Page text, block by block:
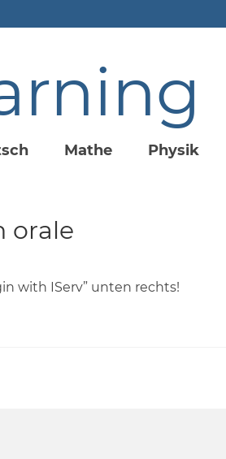
Mathe Physik
orale
with IServ” unten rechts!